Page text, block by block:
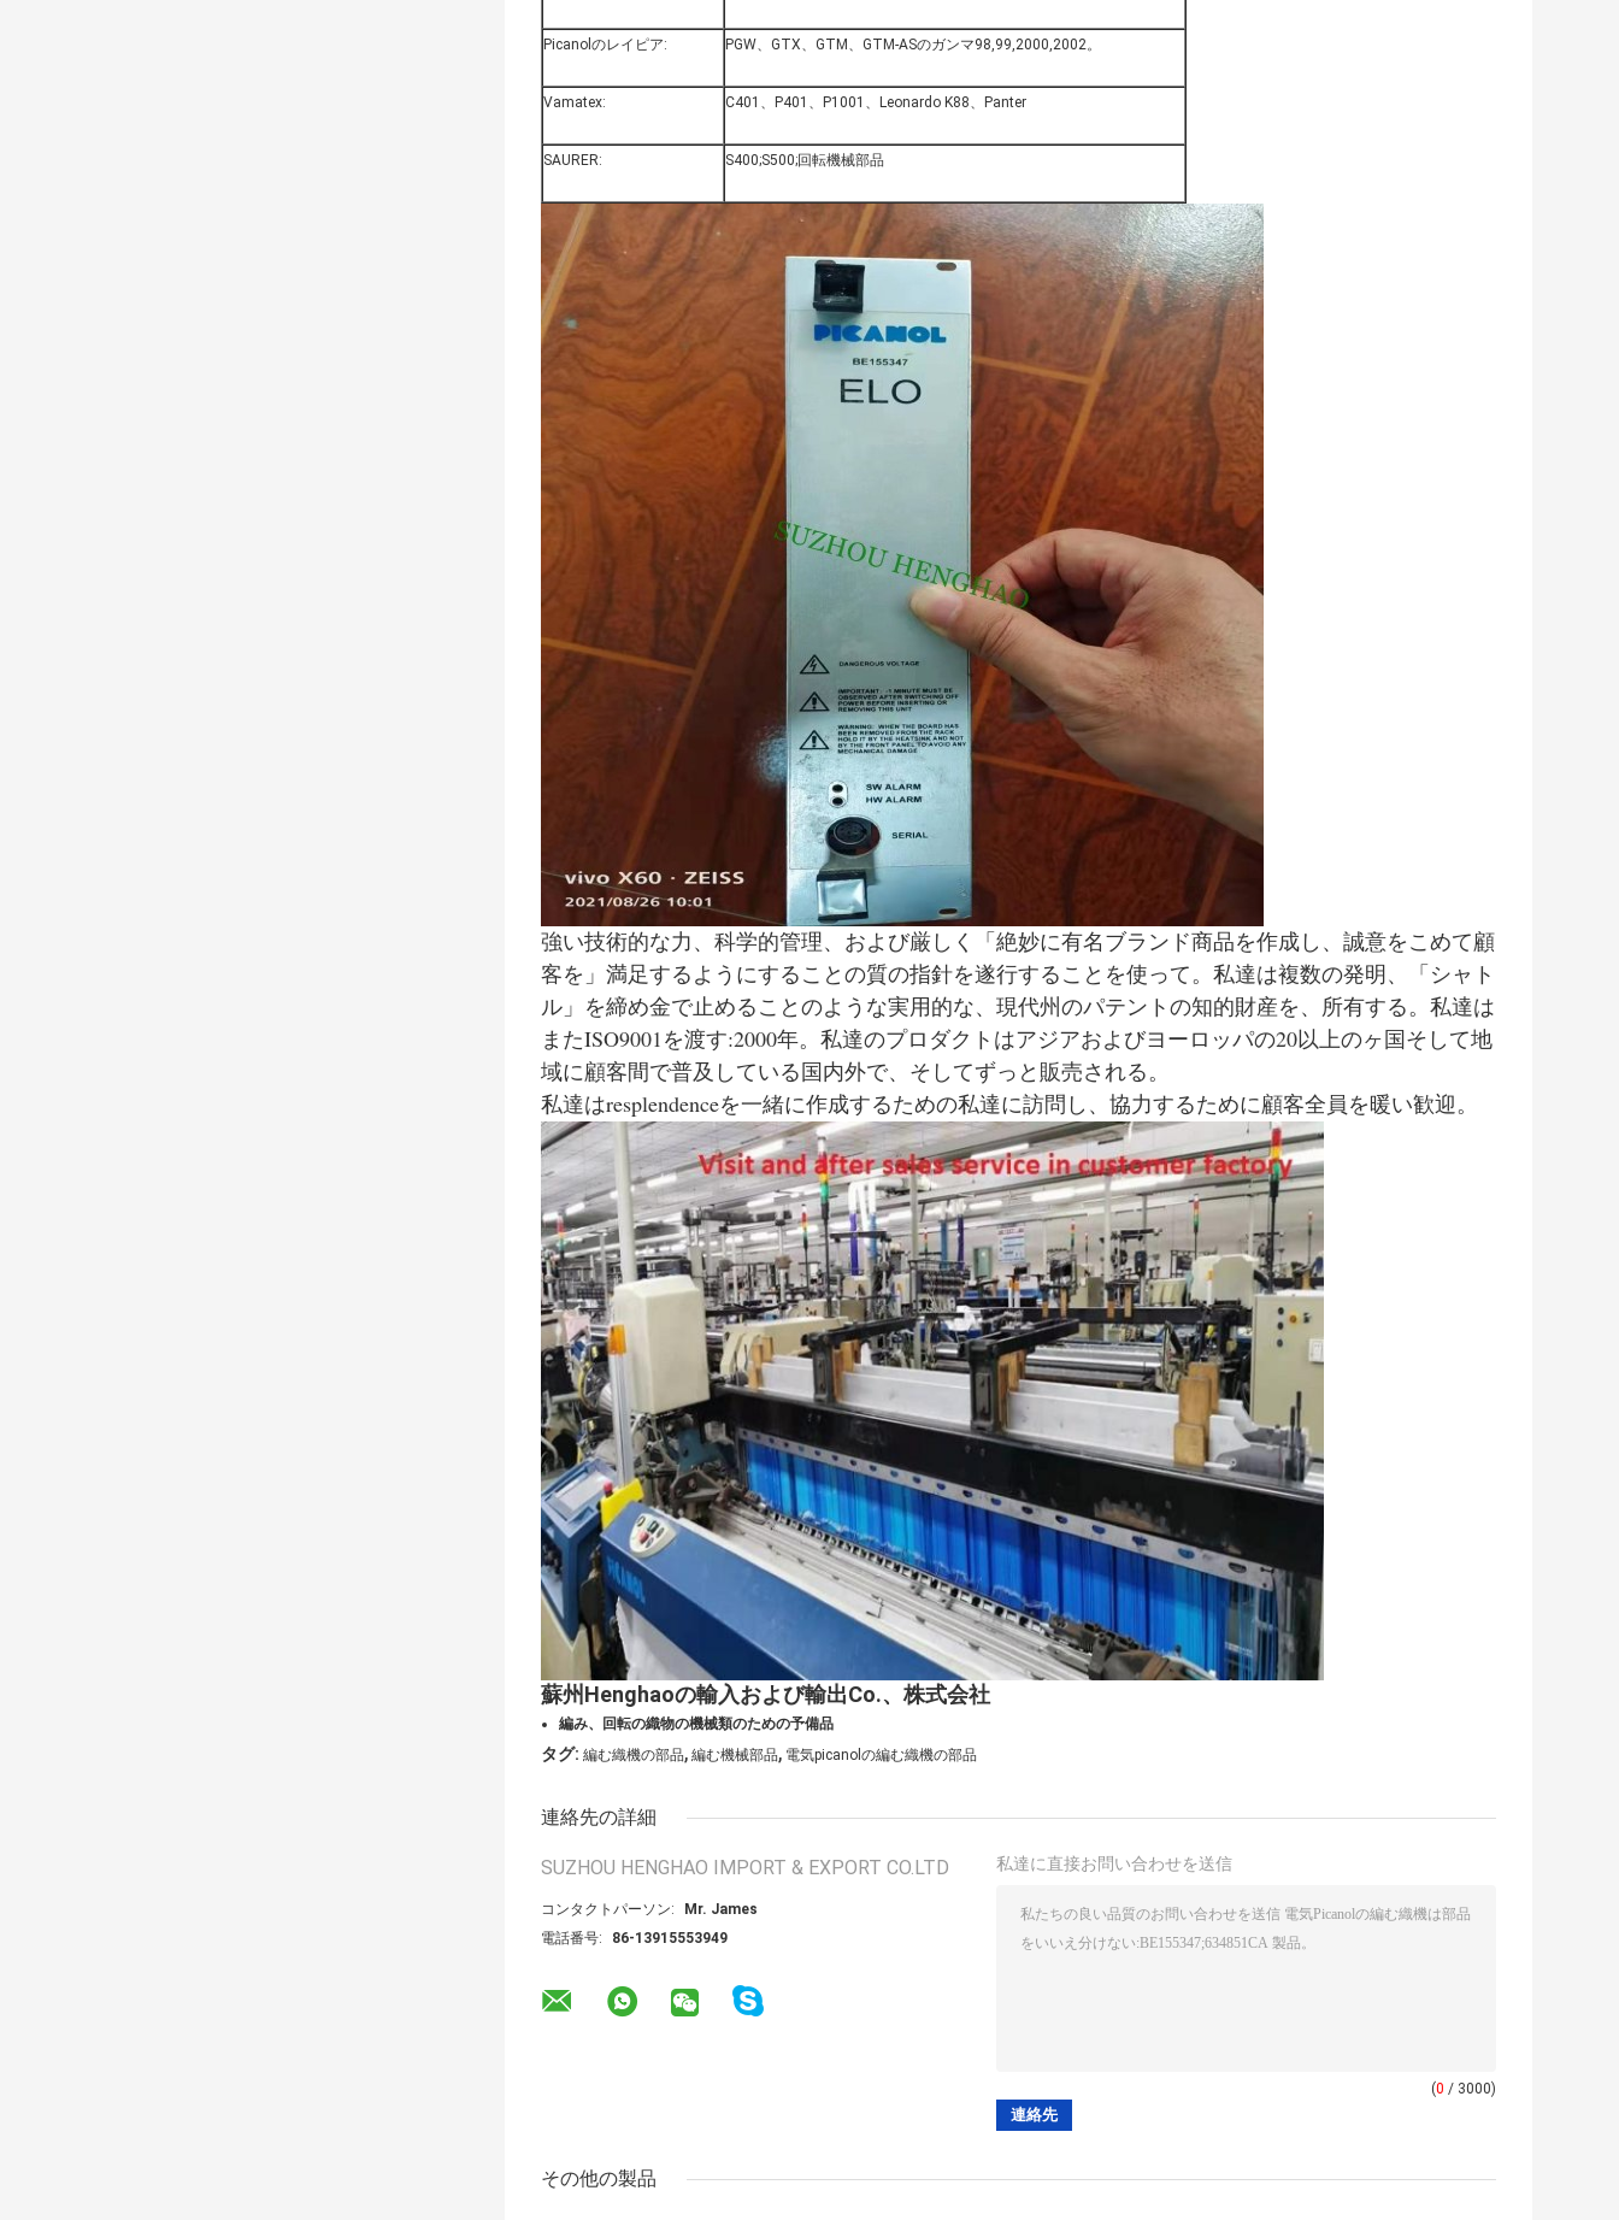
Picanolのレイピア: PGW、GTX、GTM、GTM-ASのガンマ98,99,2000,2002。
Vamatex: C401、P401、P1001、Leonardo K88、Panter
SAURER: S400;S500;回転機械部品
強い技術的な力、科学的管理、および厳しく「絶妙に有名ブランド商品を作成し、誠意をこめて顧
客を」満足するようにすることの質の指針を遂行することを使って。私達は複数の発明、「シャト
ル」を締め金で止めることのような実用的な、現代州のパテントの知的財産を、所有する。私達は
またISO9001を渡す:2000年。私達のプロダクトはアジアおよびヨーロッパの20以上のヶ国そして地
域に顧客間で普及している国内外で、そしてずっと販売される。
私達はresplendenceを一緒に作成するための私達に訪問し、協力するために顧客全員を暖い歓迎。
蘇州Henghaoの輸入および輸出Co.、株式会社
編み、回転の織物の機械類のための予備品
タグ: 編む織機の部品, 編む機械部品, 電気picanolの編む織機の部品
連絡先の詳細
SUZHOU HENGHAO IMPORT & EXPORT CO.LTD
コンタクトパーソン:
Mr. James
電話番号:
86-13915553949
私達に直接お問い合わせを送信
(0 / 3000)
その他の製品